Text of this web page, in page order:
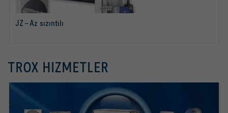
JZ – Az sızıntılı
TROX HIZMETLER